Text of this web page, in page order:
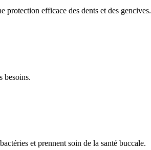
protection efficace des dents et des gencives.
besoins.
et prennent soin de la santé buccale.